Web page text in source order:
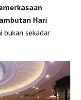
Hari
bukan sekadar